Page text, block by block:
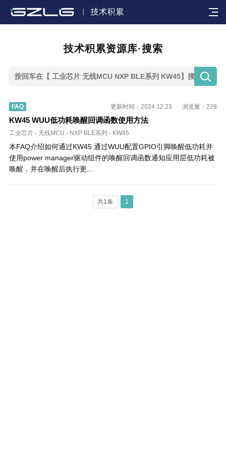

技术积累资源库·搜索

FAQ 浏览量：228
更新时间：2024.12.23
KW45 WUU低功耗唤醒回调函数使用方法
工业芯片 - 无线MCU - NXP BLE系列 - KW45
本FAQ介绍如何通过KW45 通过WUU配置GPIO引脚唤醒低功耗并
使用power manager驱动组件的唤醒回调函数通知应用层低功耗被
唤醒，并在唤醒后执行更...
共1条 1